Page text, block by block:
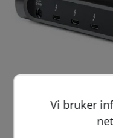
Vi bruker